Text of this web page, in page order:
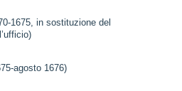
1675, in sostituzione del
agosto 1676)